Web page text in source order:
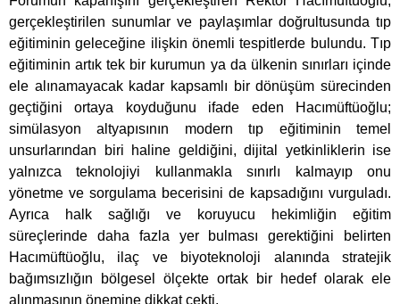
gerçekleştirilen sunumlar ve paylaşımlar doğrultusunda tıp
eğitiminin geleceğine ilişkin önemli tespitlerde bulundu. Tıp
eğitiminin artık tek bir kurumun ya da ülkenin sınırları içinde
ele alınamayacak kadar kapsamlı bir dönüşüm sürecinden
geçtiğini ortaya koyduğunu ifade eden Hacımüftüoğlu;
simülasyon altyapısının modern tıp eğitiminin temel
unsurlarından biri haline geldiğini, dijital yetkinliklerin ise
yalnızca teknolojiyi kullanmakla sınırlı kalmayıp onu
yönetme ve sorgulama becerisini de kapsadığını vurguladı.
Ayrıca halk sağlığı ve koruyucu hekimliğin eğitim
süreçlerinde daha fazla yer bulması gerektiğini belirten
Hacımüftüoğlu, ilaç ve biyoteknoloji alanında stratejik
bağımsızlığın bölgesel ölçekte ortak bir hedef olarak ele
alınmasının önemine dikkat çekti.